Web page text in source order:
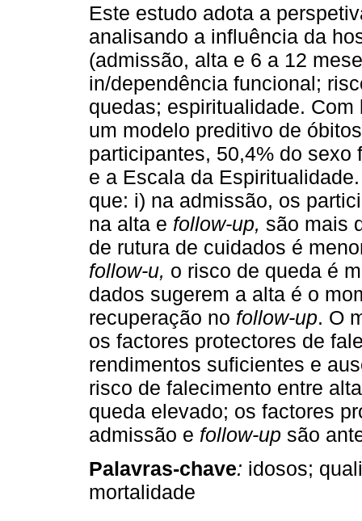
Este estudo adota a
analisando a influência da
(admissão, alta e 6 a 12
in/dependência funcional;
quedas; espiritualidade.
um modelo preditivo de
participantes, 50,4% do
e a Escala da
que: i) na admissão, os
na alta e follow-up, são mais
de rutura de cuidados é
follow-u, o risco de queda é
dados sugerem a alta é o
recuperação no follow-up. O
os factores protectores de
rendimentos suficientes e
risco de falecimento entre
queda elevado; os factores
admissão e follow-up são
Palavras-chave: idosos;
mortalidade